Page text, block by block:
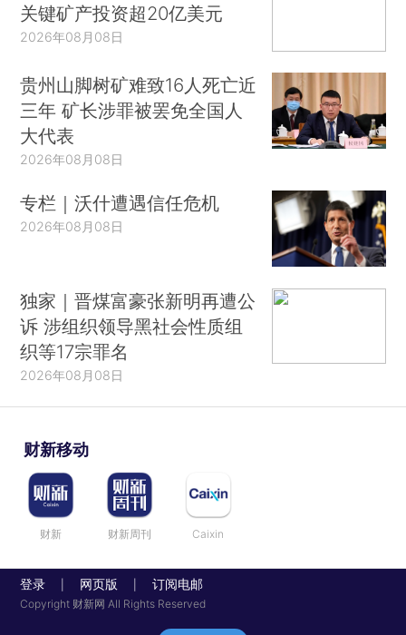
关键矿产投资超20亿美元
2026年08月08日
贵州山脚树矿难致16人死亡近
三年 矿长涉罪被罢免全国人
大代表
2026年08月08日
专栏｜沃什遭遇信任危机
2026年08月08日
独家｜晋煤富豪张新明再遭公
诉 涉组织领导黑社会性质组
织等17宗罪名
2026年08月08日
财新移动
财新 财新周刊 Caixin
登录 网页版 订阅电邮
Copyright 财新网 All Rights Reserved